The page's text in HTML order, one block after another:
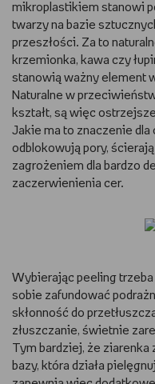
POD PATRONATEM
mikroplastikiem stanowi
twarzy na bazie
przeszłości. Za to
krzemionka, kawa czy
stanowią ważny element
Naturalne w
kształt, są więc
Jakie ma to znaczenie dla
odblokowują pory,
zagrożeniem dla bardzo
zaczerwienienia cer.
Wybierając peeling
sobie zafundować
skłonność do
złuszczanie, świetnie
Tym bardziej, że
bazy, która działa